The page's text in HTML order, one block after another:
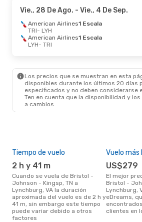
Vie., 28 De Ago. - Vie., 4 De Sep.
American Airlines1 Escala
TRI- LYH
American Airlines1 Escala
LYH- TRI
Los precios que se muestran en esta
disponibles durante los últimos 20 días
especificados y no deben considerarse
Ten en cuenta que la disponibilidad y
a cambios.
Tiempo de vuelo
2 h y 41 m
Cuando se vuela de Bristol -
Johnson - Kingsp, TN a
Lynchburg, VA la duración
aproximada del vuelo es de 2 h y
41 m, sin embargo este tiempo
puede variar debido a otros
factores
Vuelo más
US$279
El mejor precio para vuelos de
Bristol -
Lynchburg,
eDreams,
clientes en